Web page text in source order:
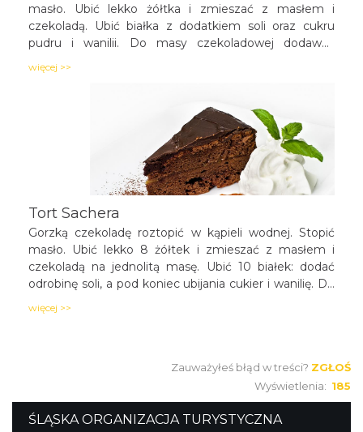
masło. Ubić lekko żółtka i zmieszać z masłem i
czekoladą. Ubić białka z dodatkiem soli oraz cukru
pudru i wanilii. Do masy czekoladowej dodawać
mieszając, dodać mąkę i całość dobrze wymieszać.
więcej >>
Tort Sachera
Gorzką czekoladę roztopić w kąpieli wodnej. Stopić
masło. Ubić lekko 8 żółtek i zmieszać z masłem i
czekoladą na jednolitą masę. Ubić 10 białek: dodać
odrobinę soli, a pod koniec ubijania cukier i wanilię. Do
sztywno pianę, delikatnie mieszając. Dodać przesianą
wyłożonych natłuszczonym papierem
pergaminowym. Piec w temp. 180°C około 45 minut
(aż patyczek wbity w ciasto wyjdzie suchy).
więcej >>
Zauważyłeś błąd w treści? ZGŁOŚ
Wyświetlenia: 185
ŚLĄSKA ORGANIZACJA TURYSTYCZNA